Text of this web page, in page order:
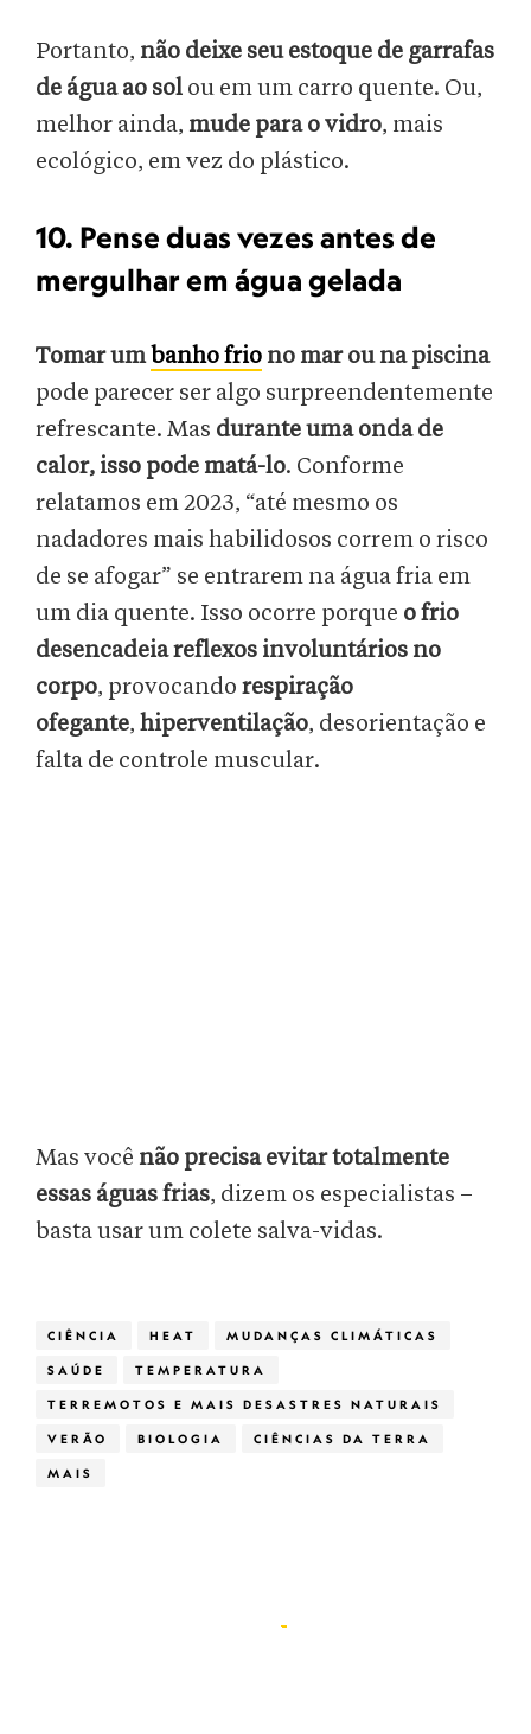
Portanto, não deixe seu estoque de garrafas
de água ao sol ou em um carro quente. Ou,
melhor ainda, mude para o vidro, mais
ecológico, em vez do plástico.
10. Pense duas vezes antes de
mergulhar em água gelada
Tomar um banho frio no mar ou na piscina
pode parecer ser algo surpreendentemente
refrescante. Mas durante uma onda de
calor, isso pode matá-lo. Conforme
relatamos em 2023, “até mesmo os
nadadores mais habilidosos correm o risco
de se afogar” se entrarem na água fria em
um dia quente. Isso ocorre porque o frio
desencadeia reflexos involuntários no
corpo, provocando respiração
ofegante, hiperventilação, desorientação e
falta de controle muscular.
Mas você não precisa evitar totalmente
essas águas frias, dizem os especialistas –
basta usar um colete salva-vidas.
CIÊNCIA HEAT MUDANÇAS CLIMÁTICAS
SAÚDE TEMPERATURA
TERREMOTOS E MAIS DESASTRES NATURAIS
VERÃO BIOLOGIA CIÊNCIAS DA TERRA
MAIS